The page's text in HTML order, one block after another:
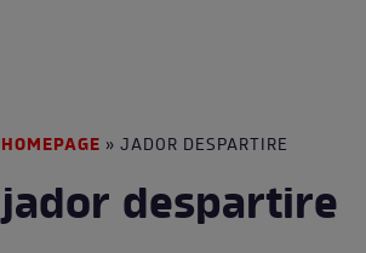
HOMEPAGE » JADOR DESPARTIRE
jador despartire